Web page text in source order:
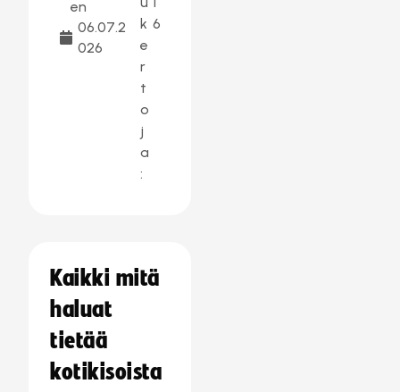
en
06.07.2
026
k
e
r
t
o
j
a
:
6
Kaikki mitä
haluat
tietää
kotikisoista